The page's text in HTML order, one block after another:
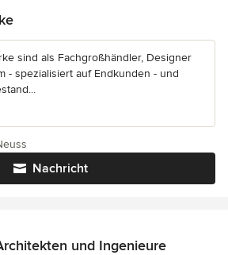
sind als Fachgroßhändler, Designer
- spezialisiert auf Endkunden - und
Nachricht
und Ingenieure